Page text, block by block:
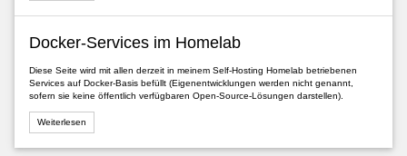
Docker-Services im Homelab
Diese Seite wird mit allen derzeit in meinem Self-Hosting Homelab betriebenen
Services auf Docker-Basis befüllt (Eigenentwicklungen werden nicht genannt,
sofern sie keine öffentlich verfügbaren Open-Source-Lösungen darstellen).
Weiterlesen